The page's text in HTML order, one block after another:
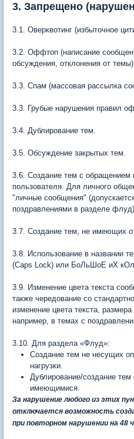
3. Запрещено
3.1. Оверквотинг (избыточное
3.2. Оффтоп (написание
обсуждения, отклонения от
3.3. Спам (массовая рассылка
3.3. Грубые нарушения правил
3.4. Дублирование тем.
3.5. Обсуждение закрытых тем.
3.6. Создание тем с обращением
пользователя. Для личного
"личные сообщения"
поздравлениями в разделе
3.7. Создание тем, не имеющих
3.8. Использование в названии
(Caps Lock) или БоЛьШоЕ иХ
3.9. Изменение цвета текста
также чередование со
изменение цвета текста,
например, в темах с
3.10. Для раздела «Флуд»:
Создание тем не несущих
нагрузки.
Дублирование/создание
имеющимися.
За нарушение любого из этих
отключается возможность
при повторном нарушении на 48